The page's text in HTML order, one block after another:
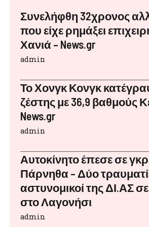
Συνελήφθη 32χρονος
που είχε ρημάξει
Χανιά – News.gr
admin
Το Χονγκ Κονγκ
ζέστης με 36,9 βαθμούς
News.gr
admin
Αυτοκίνητο έπεσε σε
Πάρνηθα – Δύο
αστυνομικοί της ΔΙ.ΑΣ
στο Λαγονήσι
admin